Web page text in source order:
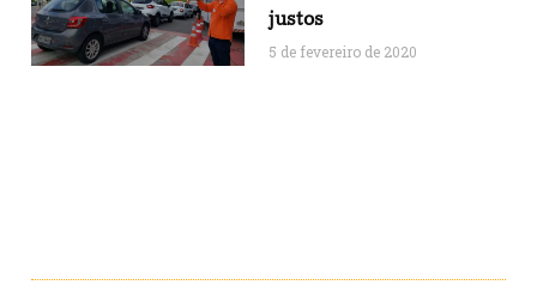
justos
5 de fevereiro de 2020